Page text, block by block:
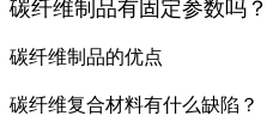
碳纤维制品有固定参数吗？
碳纤维制品的优点
碳纤维复合材料有什么缺陷？